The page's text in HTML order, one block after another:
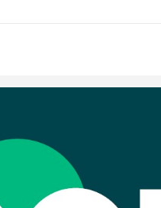
Côte d'Ivoire : Après
réussi du 66e
Adama Bictogo :